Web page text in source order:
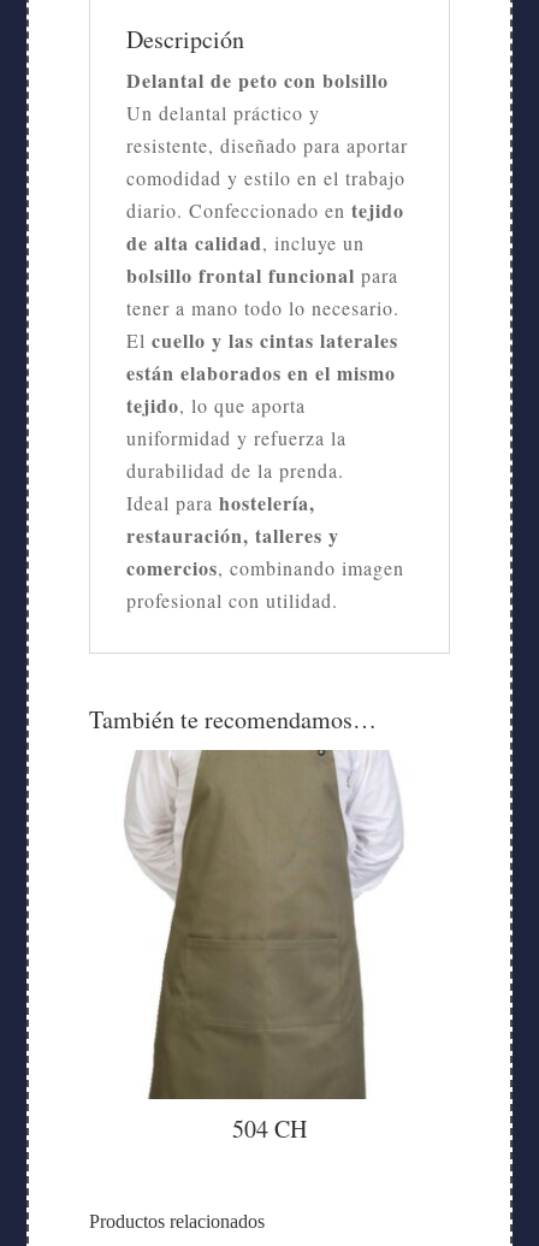
Descripción
Delantal de peto con bolsillo
Un delantal práctico y
resistente, diseñado para aportar
comodidad y estilo en el trabajo
diario. Confeccionado en tejido
de alta calidad, incluye un
bolsillo frontal funcional para
tener a mano todo lo necesario.
El cuello y las cintas laterales
están elaborados en el mismo
tejido, lo que aporta
uniformidad y refuerza la
durabilidad de la prenda.
Ideal para hostelería,
restauración, talleres y
comercios, combinando imagen
profesional con utilidad.
También te recomendamos…
504 CH
Productos relacionados